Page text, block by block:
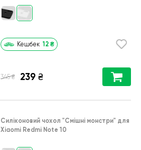
Кешбек 12 ₴
345 ₴ 239 ₴
Силіконовий чохол "Смішні монстри" для
Xiaomi Redmi Note 10